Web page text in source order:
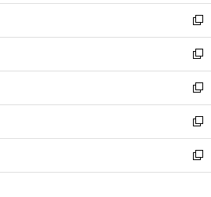
開
く
ウ
で
開
く
ン
ド
ウ
で
開
く
ウ
ィ
ン
ド
ウ
で
開
く
し
い
ウ
ィ
ン
ド
ウ
で
開
く
新
し
い
ウ
ィ
ン
ド
ウ
で
開
新
し
い
ウ
ィ
ン
ド
ウ
新
し
い
ウ
ィ
ン
新
し
い
ウ
新
し